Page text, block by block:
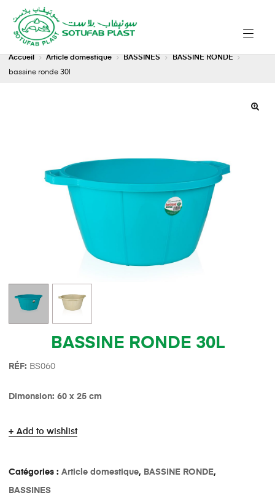
Accueil Article domestique BASSINES
BASSINE RONDE
bassine ronde 30l
BASSINE RONDE 30L
R É F: BS060
Dimension: 60 x 25 cm
Add to wishlist
Catégories : Article domestique, BASSINE RONDE,
BASSINES